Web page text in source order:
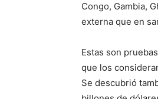
Congo, Gambia,
externa que en
Estas son
que los
Se descubrió